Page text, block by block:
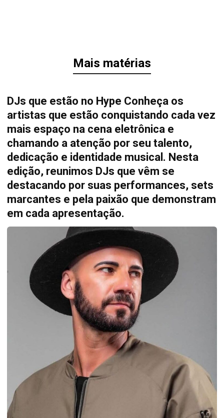
Mais matérias
DJs que estão no Hype Conheça os
artistas que estão conquistando cada vez
mais espaço na cena eletrônica e
chamando a atenção por seu talento,
dedicação e identidade musical. Nesta
edição, reunimos DJs que vêm se
destacando por suas performances, sets
marcantes e pela paixão que demonstram
em cada apresentação.